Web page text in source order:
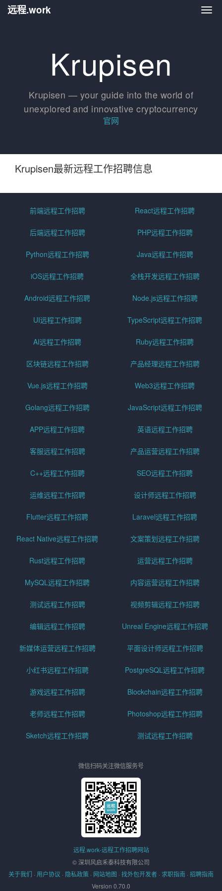
远
远程.work
Krupisen
Krupisen — your guide into the world of
unexplored and innovative cryptocurrency
官网
Krupisen最新远程工作招聘信息
前端远程工作招聘 React远程工作招聘
后端远程工作招聘 PHP远程工作招聘
Python远程工作招聘 Java远程工作招聘
iOS远程工作招聘 全栈开发远程工作招聘
Android远程工作招聘 Node.js远程工作招聘
UI远程工作招聘 TypeScript远程工作招聘
AI远程工作招聘 Ruby远程工作招聘
区块链远程工作招聘 产品经理远程工作招聘
Vue.js远程工作招聘 Web3远程工作招聘
Golang远程工作招聘 JavaScript远程工作招聘
APP远程工作招聘 英语远程工作招聘
客服远程工作招聘 产品运营远程工作招聘
C++远程工作招聘 SEO远程工作招聘
运维远程工作招聘 设计师远程工作招聘
Flutter远程工作招聘 Laravel远程工作招聘
React Native远程工作招聘 文案策划远程工作招聘
Rust远程工作招聘 运营远程工作招聘
MySQL远程工作招聘 内容运营远程工作招聘
测试远程工作招聘 视频剪辑远程工作招聘
编辑远程工作招聘 Unreal Engine远程工作招聘
新媒体运营远程工作招聘 平面设计师远程工作招聘
小红书远程工作招聘 PostgreSQL远程工作招聘
游戏远程工作招聘 Blockchain远程工作招聘
老师远程工作招聘 Photoshop远程工作招聘
Sketch远程工作招聘 测试远程工作招聘
微信扫码关注微信服务号
远程.work-远程工作招聘网站
© 深圳风启禾泰科技有限公司
关于我们 · 用户协议 · 隐私政策 · 网站地图 · 找外包开发者 · 求职指南 · 招聘指南
Version 0.70.0